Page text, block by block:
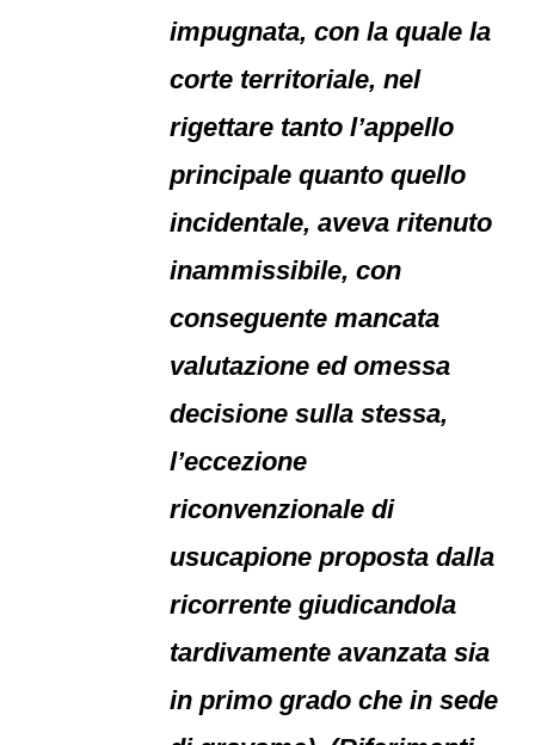
impugnata, con la quale la
corte territoriale, nel
rigettare tanto l’appello
principale quanto quello
incidentale, aveva ritenuto
inammissibile, con
conseguente mancata
valutazione ed omessa
decisione sulla stessa,
l’eccezione
riconvenzionale di
usucapione proposta dalla
ricorrente giudicandola
tardivamente avanzata sia
in primo grado che in sede